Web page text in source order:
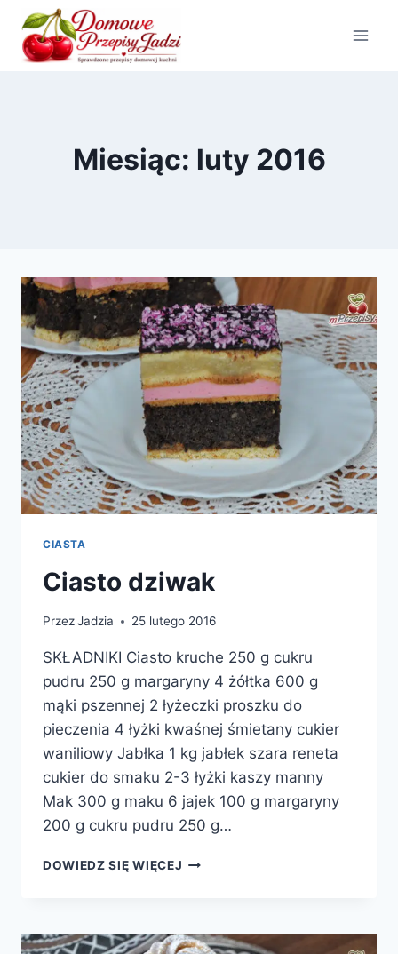
Przejdź
treści
Miesiąc: luty 2016
CIASTA
Ciasto dziwak
PrzezJadzia 25 lutego 2016
SKŁADNIKI Ciasto kruche 250 g cukru
pudru 250 g margaryny 4 żółtka 600 g
mąki pszennej 2 łyżeczki proszku do
pieczenia 4 łyżki kwaśnej śmietany cukier
waniliowy Jabłka 1 kg jabłek szara reneta
cukier do smaku 2-3 łyżki kaszy manny
Mak 300 g maku 6 jajek 100 g margaryny
200 g cukru pudru 250 g…
DOWIEDZ SIĘ WIĘCEJ CIASTO